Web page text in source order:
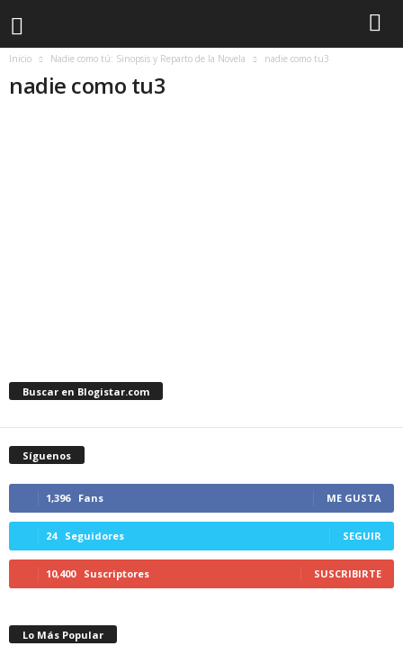
Inicio Nadie como tú: Sinopsis y Reparto de la Novela nadie como tu3
nadie como tu3
Buscar en Blogistar.com
Síguenos
1,396 Fans ME GUSTA
24 Seguidores SEGUIR
10,400 Suscriptores SUSCRIBIRTE
Lo Más Popular